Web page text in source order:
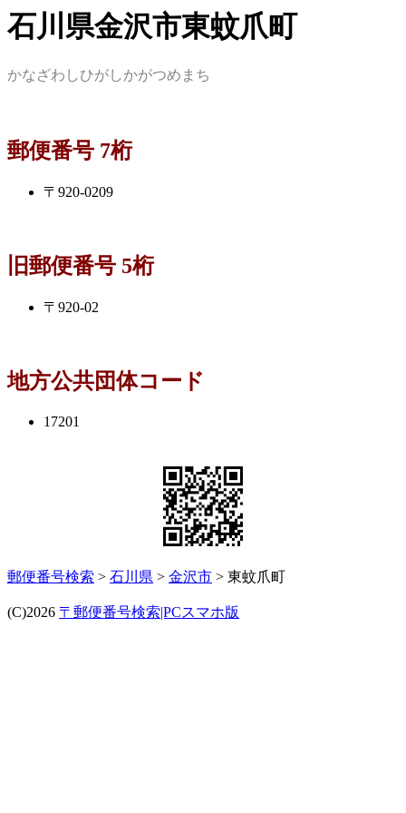
石川県金沢市東蚊爪町
かなざわしひがしかがつめまち
郵便番号 7桁
〒920-0209
旧郵便番号 5桁
〒920-02
地方公共団体コード
17201
郵便番号検索 > 石川県 > 金沢市 > 東蚊爪町
(C)2026 〒郵便番号検索|PCスマホ版